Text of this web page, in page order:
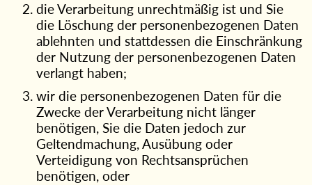
die Verarbeitung unrechtmäßig ist und Sie
die Löschung der personenbezogenen Daten
ablehnten und stattdessen die Einschränkung
der Nutzung der personenbezogenen Daten
verlangt haben;
wir die personenbezogenen Daten für die
Zwecke der Verarbeitung nicht länger
benötigen, Sie die Daten jedoch zur
Geltendmachung, Ausübung oder
Verteidigung von Rechtsansprüchen
benötigen, oder